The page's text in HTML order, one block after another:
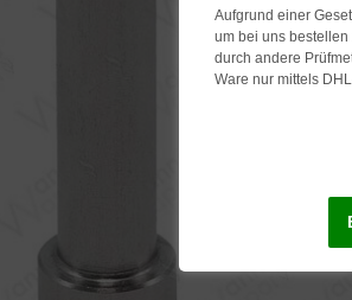
Aufgrund einer
um bei uns bestellen
durch andere
Ware nur mittels